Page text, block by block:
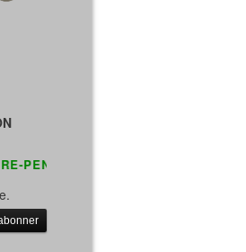
A PASSER DANS VOS